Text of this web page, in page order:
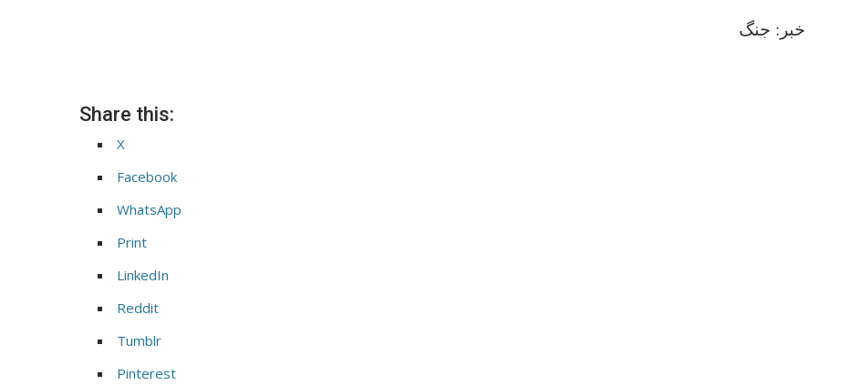
خبر: جنگ
Share this:
X
Facebook
WhatsApp
Print
LinkedIn
Reddit
Tumblr
Pinterest